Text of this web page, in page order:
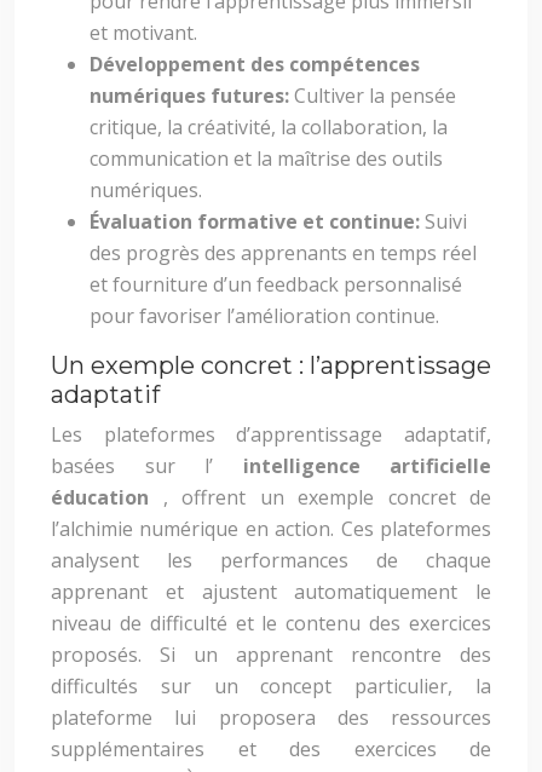
et motivant.
Développement des compétences
numériques futures:Cultiver la pensée
critique, la créativité, la collaboration, la
communication et la maîtrise des outils
numériques.
Évaluation formative et continue: Suivi
des progrès des apprenants en temps réel
et fourniture d’un feedback personnalisé
pour favoriser l’amélioration continue.
Un exemple concret : l’apprentissage
adaptatif
Les plateformes d’apprentissage adaptatif,
basées sur l’ intelligence artificielle
éducation , offrent un exemple concret de
l’alchimie numérique en action. Ces plateformes
analysent les performances de chaque
apprenant et ajustent automatiquement le
niveau de difficulté et le contenu des exercices
proposés. Si un apprenant rencontre des
difficultés sur un concept particulier, la
plateforme lui proposera des ressources
supplémentaires et des exercices de